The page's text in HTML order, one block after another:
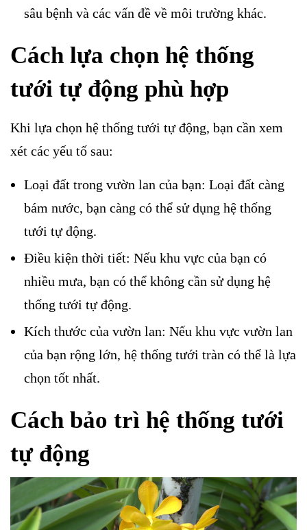
sâu bệnh và các vấn đề về môi trường khác.
Cách lựa chọn hệ thống
tưới tự động phù hợp
Khi lựa chọn hệ thống tưới tự động, bạn cần xem
xét các yếu tố sau:
Loại đất trong vườn lan của bạn: Loại đất càng
bám nước, bạn càng có thể sử dụng hệ thống
tưới tự động.
Điều kiện thời tiết: Nếu khu vực của bạn có
nhiều mưa, bạn có thể không cần sử dụng hệ
thống tưới tự động.
Kích thước của vườn lan: Nếu khu vực vườn lan
của bạn rộng lớn, hệ thống tưới tràn có thể là lựa
chọn tốt nhất.
Cách bảo trì hệ thống tưới
tự động